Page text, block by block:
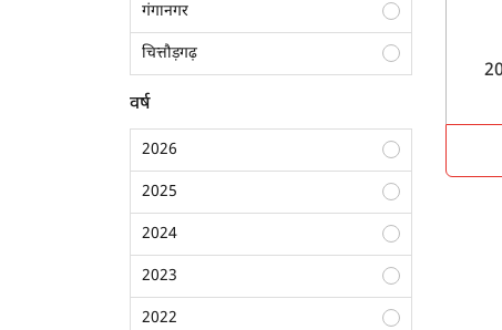
गंगानगर
चित्तौड़गढ़
टोंक
जयपुर
कोटा
अजमेर
सीकर
भीलवाड़ा
वर्ष
2026
2025
2024
2023
2022